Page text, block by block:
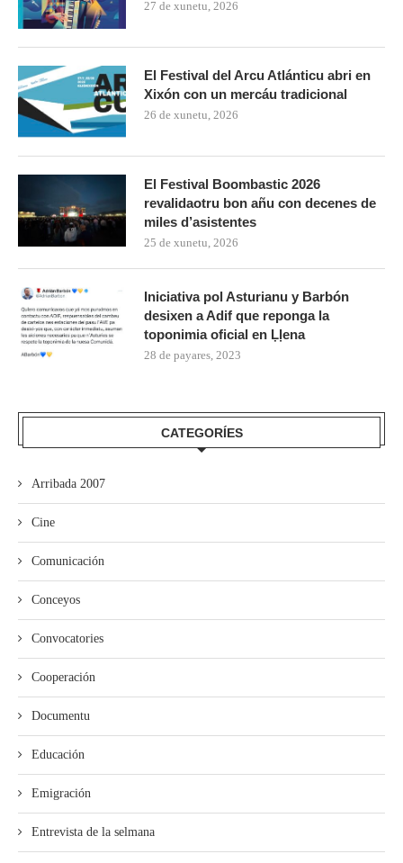
27 de xunetu, 2026
El Festival del Arcu Atlánticu abri en
Xixón con un mercáu tradicional
26 de xunetu, 2026
El Festival Boombastic 2026
revalidaotru bon añu con decenes de
miles d’asistentes
25 de xunetu, 2026
Iniciativa pol Asturianu y Barbón
desixen a Adif que reponga la
toponimia oficial en Ḷḷena
28 de payares, 2023
CATEGORÍES
Arribada 2007
Cine
Comunicación
Conceyos
Convocatories
Cooperación
Documentu
Educación
Emigración
Entrevista de la selmana